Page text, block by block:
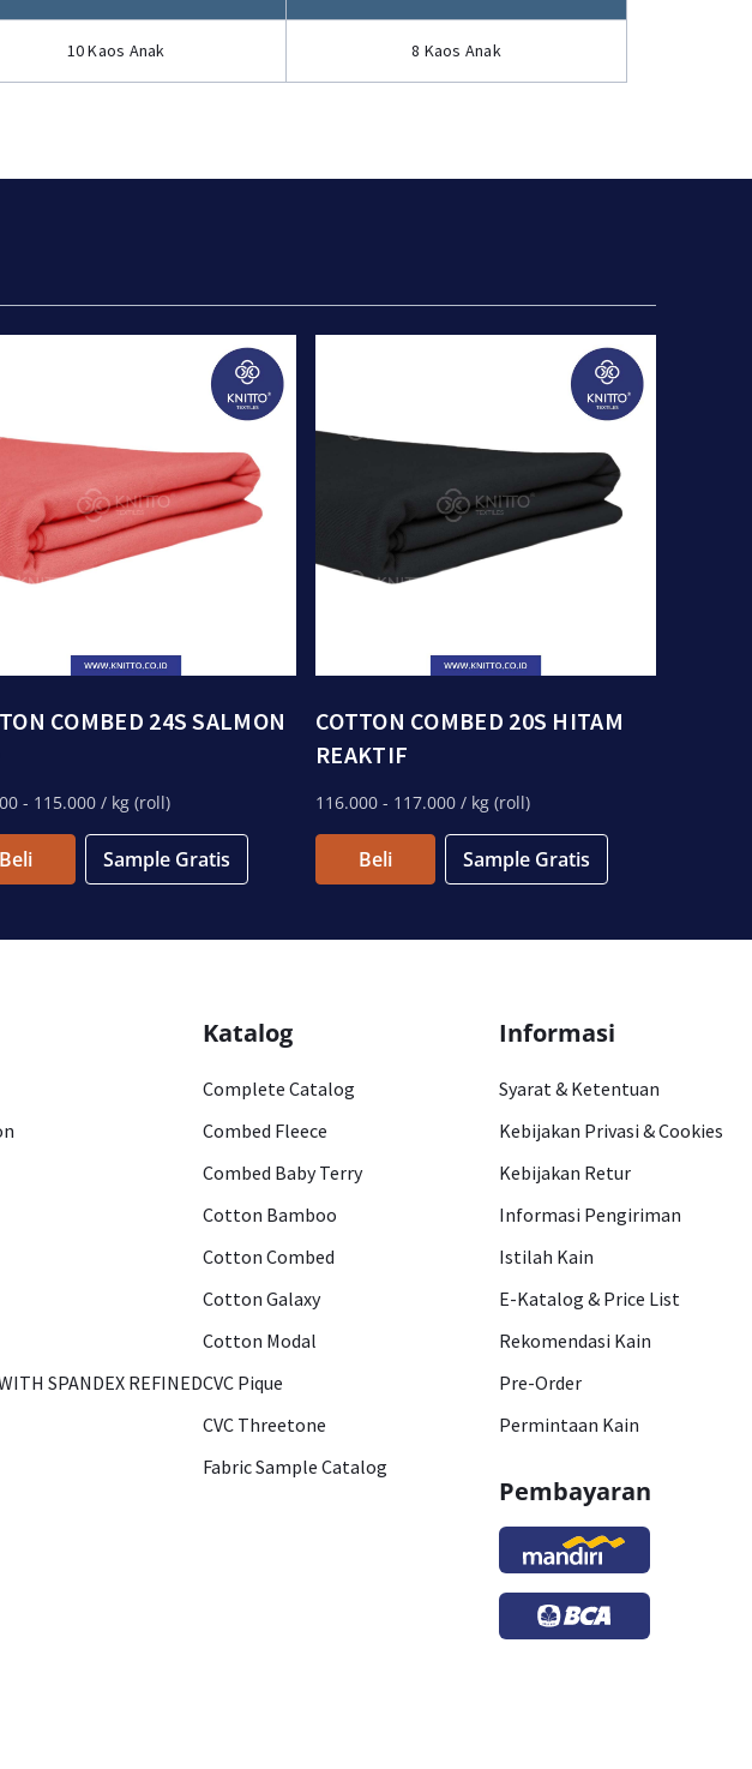
10 Kaos Anak 8 Kaos Anak
COMBED 24S SALMON
- 115.000 / kg (roll)
Beli Sample Gratis
COTTON COMBED 20S HITAM
REAKTIF
116.000 - 117.000 / kg (roll)
Beli Sample Gratis
SPANDEX REFINED
Katalog
Complete Catalog
Combed Fleece
Combed Baby Terry
Cotton Bamboo
Cotton Combed
Cotton Galaxy
Cotton Modal
CVC Pique
CVC Threetone
Fabric Sample Catalog
Informasi
Syarat & Ketentuan
Kebijakan Privasi & Cookies
Kebijakan Retur
Informasi Pengiriman
Istilah Kain
E-Katalog & Price List
Rekomendasi Kain
Pre-Order
Permintaan Kain
Pembayaran